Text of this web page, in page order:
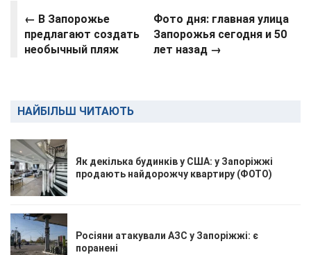
← В Запорожье
предлагают создать
необычный пляж
Фото дня: главная улица
Запорожья сегодня и 50
лет назад →
НАЙБІЛЬШ ЧИТАЮТЬ
Як декілька будинків у США: у Запоріжжі
продають найдорожчу квартиру (ФОТО)
Росіяни атакували АЗС у Запоріжжі: є
поранені